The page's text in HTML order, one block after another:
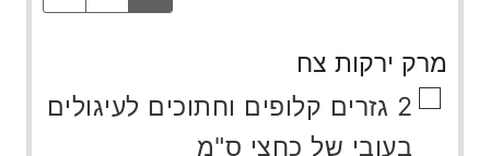
מרק ירקות צח
▢
2 גזרים קלופים וחתוכים לעיגולים
בעובי של כחצי ס"מ